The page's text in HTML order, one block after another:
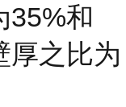
35%和
厚之比为